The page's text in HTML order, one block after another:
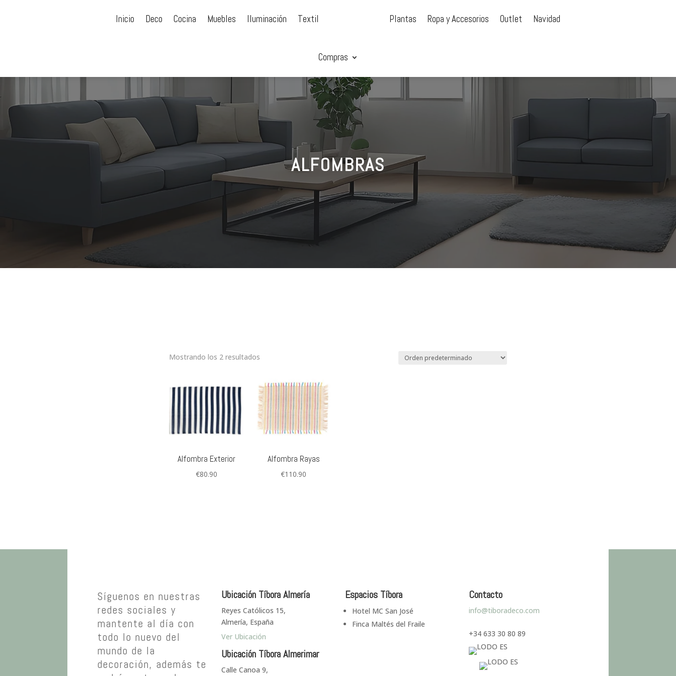
Inicio Deco Cocina Muebles Iluminación Textil Plantas Ropa y Accesorios Outlet Navidad
Compras
ALFOMBRAS
Mostrando los 2 resultados
Alfombra Exterior
€80.90
Alfombra Rayas
€110.90
Síguenos en nuestras
redes sociales y
mantente al día con
todo lo nuevo del
mundo de la
decoración, además te
Ubicación Tíbora Almería
Reyes Católicos 15,
Almería, España
Ver Ubicación
Ubicación Tíbora Almerimar
Calle Canoa 9,
Espacios Tíbora
Hotel MC San José
Finca Maltés del Fraile
Contacto
info@tiboradeco.com
+34 633 30 80 89